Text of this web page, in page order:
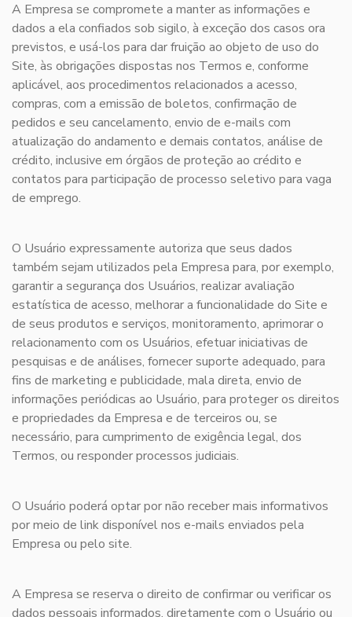
A Empresa se compromete a manter as informações e
dados a ela confiados sob sigilo, à exceção dos casos ora
previstos, e usá-los para dar fruição ao objeto de uso do
Site, às obrigações dispostas nos Termos e, conforme
aplicável, aos procedimentos relacionados a acesso,
compras, com a emissão de boletos, confirmação de
pedidos e seu cancelamento, envio de e-mails com
atualização do andamento e demais contatos, análise de
crédito, inclusive em órgãos de proteção ao crédito e
contatos para participação de processo seletivo para vaga
de emprego.
O Usuário expressamente autoriza que seus dados
também sejam utilizados pela Empresa para, por exemplo,
garantir a segurança dos Usuários, realizar avaliação
estatística de acesso, melhorar a funcionalidade do Site e
de seus produtos e serviços, monitoramento, aprimorar o
relacionamento com os Usuários, efetuar iniciativas de
pesquisas e de análises, fornecer suporte adequado, para
fins de marketing e publicidade, mala direta, envio de
informações periódicas ao Usuário, para proteger os direitos
e propriedades da Empresa e de terceiros ou, se
necessário, para cumprimento de exigência legal, dos
Termos, ou responder processos judiciais.
O Usuário poderá optar por não receber mais informativos
por meio de link disponível nos e-mails enviados pela
Empresa ou pelo site.
A Empresa se reserva o direito de confirmar ou verificar os
dados pessoais informados, diretamente com o Usuário ou